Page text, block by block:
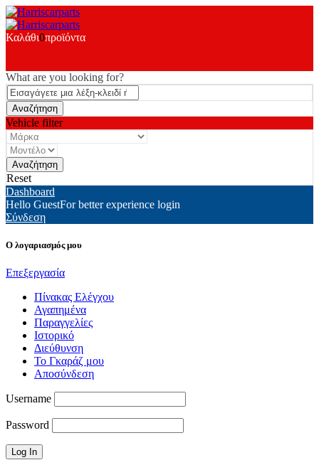
Καλάθι0προϊόντα
What are you looking for?
Vehicle filter
Reset
Dashboard
Hello GuestFor better experience login
Σύνδεση
Ο λογαριασμός μου
Επεξεργασία
Πίνακας Ελέγχου
Αγαπημένα
Παραγγελίες
Ιστορικό
Διεύθυνση
Το Γκαράζ μου
Αποσύνδεση
Username
Password